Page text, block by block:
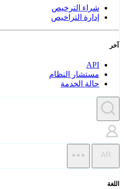
شراء الترخيص
إدارة التراخيص
آخر
API
مستشار النظام
حالة الخدمة
AR
اللغة